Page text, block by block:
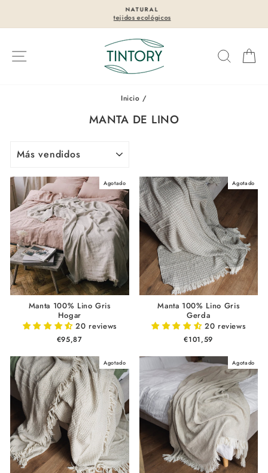
al
diapositivas
NATURAL
tejidos ecológicos
Buscar
Inicio /
MANTA DE LINO
Agotado
Manta 100% Lino Gris
Hogar
20 reviews
€95,87
Agotado
Manta 100% Lino Gris
Gerda
20 reviews
€101,59
Agotado Agotado